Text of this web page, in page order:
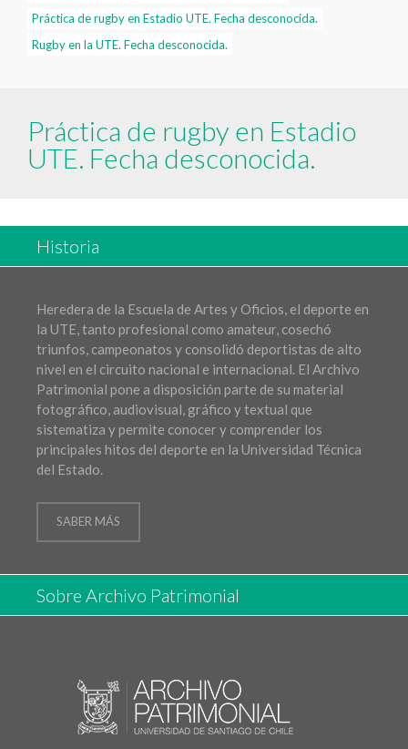
Práctica de rugby en Estadio UTE. Fecha desconocida.
Rugby en la UTE. Fecha desconocida.
Práctica de rugby en Estadio
UTE. Fecha desconocida.
Historia
Heredera de la Escuela de Artes y Oficios, el deporte en
la UTE, tanto profesional como amateur, cosechó
triunfos, campeonatos y consolidó deportistas de alto
nivel en el circuito nacional e internacional. El Archivo
Patrimonial pone a disposición parte de su material
fotográfico, audiovisual, gráfico y textual que
sistematiza y permite conocer y comprender los
principales hitos del deporte en la Universidad Técnica
del Estado.
SABER MÁS
Sobre Archivo Patrimonial